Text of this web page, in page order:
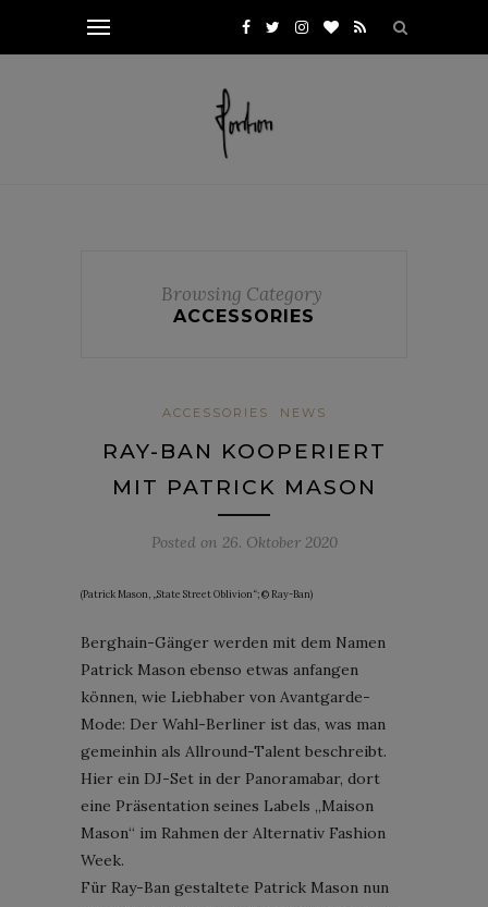
Browsing Category
ACCESSORIES
ACCESSORIES NEWS
RAY-BAN KOOPERIERT
MIT PATRICK MASON
Posted on 26. Oktober 2020
(Patrick Mason, „State Street Oblivion“; © Ray-Ban)
Berghain-Gänger werden mit dem Namen
Patrick Mason ebenso etwas anfangen
können, wie Liebhaber von Avantgarde-
Mode: Der Wahl-Berliner ist das, was man
gemeinhin als Allround-Talent beschreibt.
Hier ein DJ-Set in der Panoramabar, dort
eine Präsentation seines Labels „Maison
Mason“ im Rahmen der Alternativ Fashion
Week.
Für Ray-Ban gestaltete Patrick Mason nun